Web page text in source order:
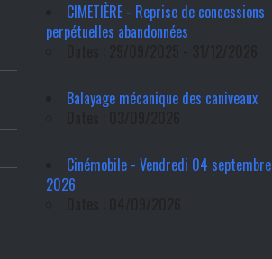
CIMETIÈRE - Reprise de concessions
perpétuelles abandonnées
Balayage mécanique des caniveaux
Cinémobile - Vendredi 04 septembre
2026